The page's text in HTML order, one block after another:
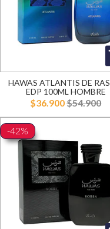
HAWAS ATLANTIS DE
EDP 100ML HOMBRE
$36.900$54.900
-42%